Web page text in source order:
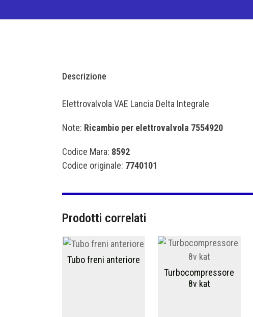
Descrizione
Elettrovalvola VAE Lancia Delta Integrale
Note: Ricambio per elettrovalvola 7554920
Codice Mara: 8592
Codice originale: 7740101
Prodotti correlati
Tubo freni anteriore
Turbocompressore
8v kat